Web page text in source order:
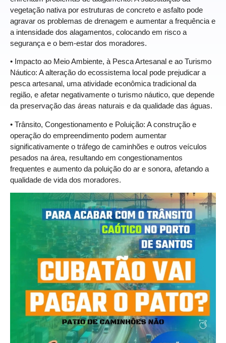
vegetação nativa por estruturas de concreto e asfalto pode
agravar os problemas de drenagem e aumentar a frequência e
a intensidade dos alagamentos, colocando em risco a
segurança e o bem-estar dos moradores.
• Impacto ao Meio Ambiente, à Pesca Artesanal e ao Turismo
Náutico: A alteração do ecossistema local pode prejudicar a
pesca artesanal, uma atividade econômica tradicional da
região, e afetar negativamente o turismo náutico, que depende
da preservação das áreas naturais e da qualidade das águas.
• Trânsito, Congestionamento e Poluição: A construção e
operação do empreendimento podem aumentar
significativamente o tráfego de caminhões e outros veículos
pesados na área, resultando em congestionamentos
frequentes e aumento da poluição do ar e sonora, afetando a
qualidade de vida dos moradores.